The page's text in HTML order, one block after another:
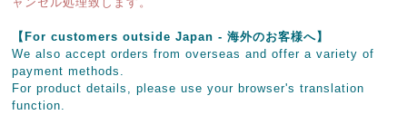
【For customers outside Japan - 海外のお客様へ】
We also accept orders from overseas and offer a variety of
payment methods.
For product details, please use your browser's translation
function.